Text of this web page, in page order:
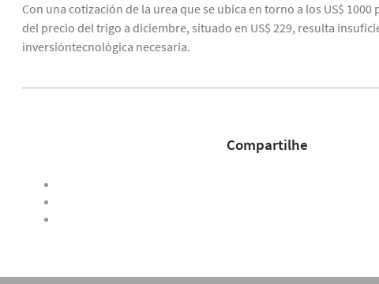
Con una cotización de la urea que se ubica en torno a los US$
del precio del trigo a diciembre, situado en US$ 229, resulta
inversióntecnológica necesaria.
Compartilhe